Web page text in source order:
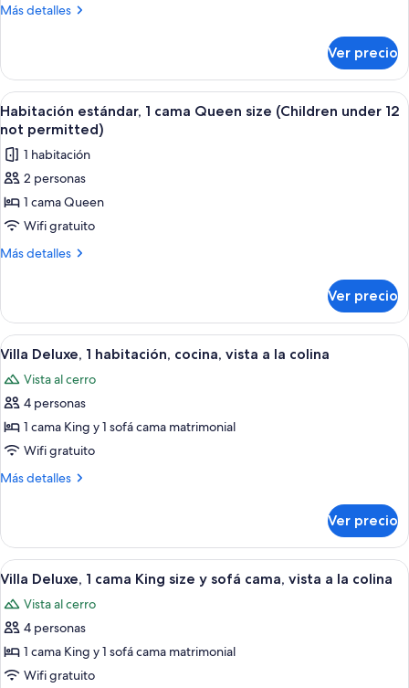
-
12
not
permitted)
Más detalles
Más
Deluxe
(3
-
Children
under
12
not
permitted)
Ver precio
Abrir
todas
las
fotos
de
Habitación
estándar,
1
size
(Children
under
12
not
permitted)
Un dormitorio con una cama
5
Habitación estándar, 1 cama Queen size (Children under 12
not permitted)
1 habitación
2 personas
1 cama Queen
Wifi gratuito
Más detalles
Más
estándar,
cama
size
(Children
12
not
Ver precio
Abrir
todas
las
fotos
de
Villa
Deluxe,
cocina,
vista
a
la
colina
Una casa moderna con una terraza
11
Villa Deluxe, 1 habitación, cocina, vista a la colina
Vista al cerro
4 personas
1 cama King y 1 sofá cama matrimonial
Wifi gratuito
Más detalles
Más
Deluxe,
habitación,
vista
colina
Ver precio
Abrir
todas
las
fotos
de
Villa
Una casa moderna con una terraza
10
Villa Deluxe, 1 cama King size y sofá cama, vista a la colina
Vista al cerro
4 personas
1 cama King y 1 sofá cama matrimonial
Wifi gratuito